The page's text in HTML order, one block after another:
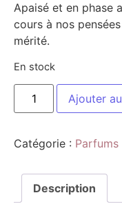
Apaisé et en phase
cours à nos
mérité.
En stock
Ajouter
Catégorie :
Description